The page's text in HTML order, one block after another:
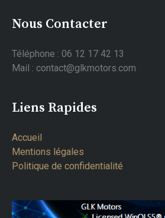
Nous Contacter
Téléphone : 06 12 17 42 13
Mail : contact@glkmotors.com
Liens Rapides
Accueil
Mentions légales
Politique de confidentialité